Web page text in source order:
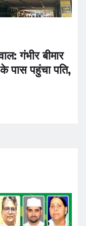
गंभीर बीमार
पास पहुंचा पति,